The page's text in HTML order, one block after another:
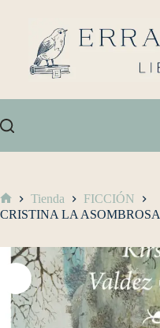
Tienda
FICCIÓN
CRISTINA LA ASOMBROSA